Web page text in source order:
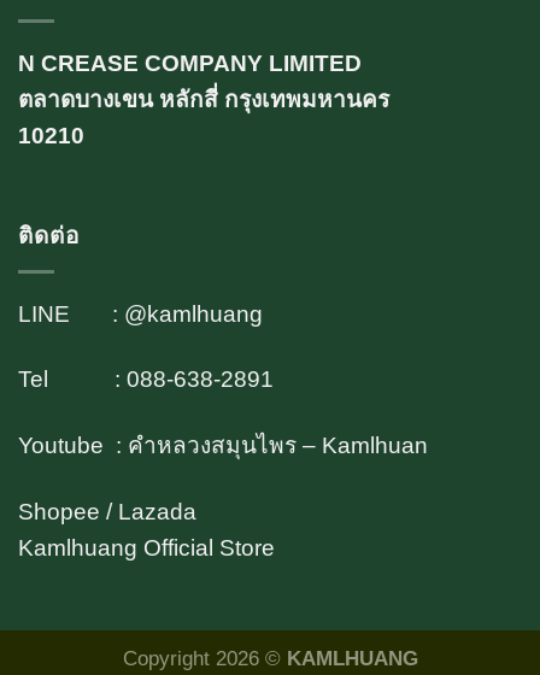
N CREASE COMPANY LIMITED
ตลาดบางเขน หลักสี่ กรุงเทพมหานคร
10210
ติดต่อ
LINE : @kamlhuang
Tel : 088-638-2891
Youtube : คำหลวงสมุนไพร – Kamlhuan
Shopee / Lazada
Kamlhuang Official Store
Copyright 2026 © KAMLHUANG